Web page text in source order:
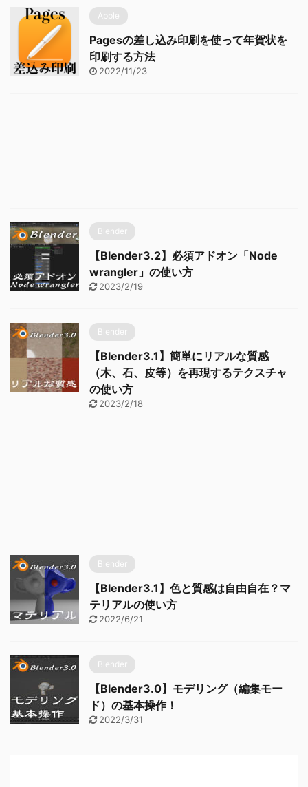
Apple
Pagesの差し込み印刷を使って年賀状を
印刷する方法
2022/11/23
Blender
【Blender3.2】必須アドオン「Node
wrangler」の使い方
2023/2/19
Blender
【Blender3.1】簡単にリアルな質感
（木、石、皮等）を再現するテクスチャ
の使い方
2023/2/18
Blender
【Blender3.1】色と質感は自由自在？マ
テリアルの使い方
2022/6/21
Blender
【Blender3.0】モデリング（編集モー
ド）の基本操作！
2022/3/31